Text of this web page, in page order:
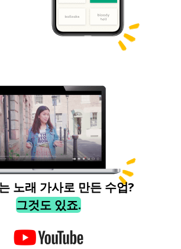
노래 가사로 만든 수업?
그것도 있죠.